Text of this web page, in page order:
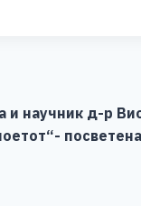
p
p
n
k
научник д-р